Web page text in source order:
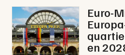
Sorties famille dans le Grand
Euro-
en